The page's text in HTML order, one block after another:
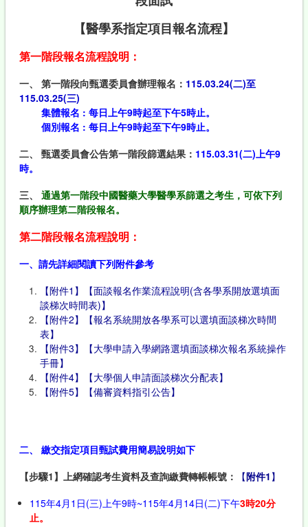
【醫學系指定項目報名流程】
第一階段報名流程說明：
一、 第一階段向甄選委員會辦理報名： 115.03.24(二)至
115.03.25(三)
集體報名 : 每日上午9時起至下午5時止。
個別報名 : 每日上午9時起至下午9時止。
二、 甄選委員會公告第一階段篩選結果： 115.03.31(二)上午9
時。
三、 通過第一階段中國醫藥大學醫學系篩選之考生，可依下列
順序辦理第二階段報名。
第二階段報名流程說明：
一、請先詳細閱讀下列附件參考
【附件1】【面談報名作業流程說明(含各學系開放選填面
談梯次時間表)】
【附件2】【報名系統開放各學系可以選填面談梯次時間
表】
【附件3】【大學申請入學網路選填面談梯次報名系統操作
手冊】
【附件4】【大學個人申請面談梯次分配表】
【附件5】【備審資料指引公告】
二、 繳交指定項目甄試費用簡易說明如下
【步驟1】上網確認考生資料及查詢繳費轉帳帳號：
【附件1 】
115年4月1日(三)上午9時~115年4月14日(二)下午3時20分
止。